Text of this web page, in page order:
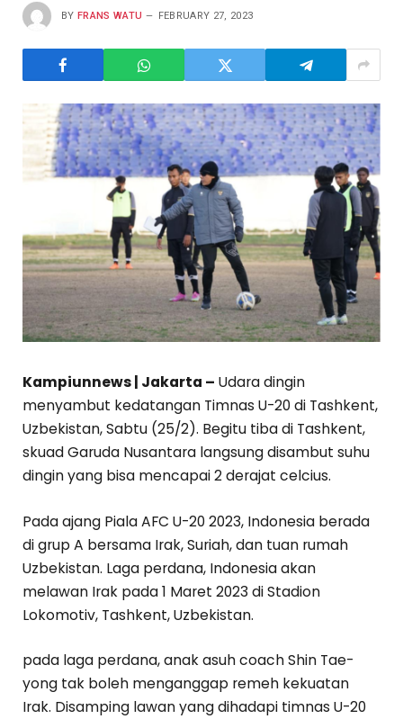
BY FRANS WATU FEBRUARY 27, 2023
Kampiunnews | Jakarta – Udara dingin
menyambut kedatangan Timnas U-20 di Tashkent,
Uzbekistan, Sabtu (25/2). Begitu tiba di Tashkent,
skuad Garuda Nusantara langsung disambut suhu
dingin yang bisa mencapai 2 derajat celcius.
Pada ajang Piala AFC U-20 2023, Indonesia berada
di grup A bersama Irak, Suriah, dan tuan rumah
Uzbekistan. Laga perdana, Indonesia akan
melawan Irak pada 1 Maret 2023 di Stadion
Lokomotiv, Tashkent, Uzbekistan.
pada laga perdana, anak asuh coach Shin Tae-
yong tak boleh menganggap remeh kekuatan
Irak. Disamping lawan yang dihadapi timnas U-20